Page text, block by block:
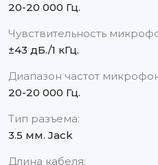
20-20 000 Гц.
Чувствительность
±43 дБ./1 кГц.
Диапазон частот
20-20 000 Гц.
Тип разъема:
3.5 мм. Jack
Длина кабеля: